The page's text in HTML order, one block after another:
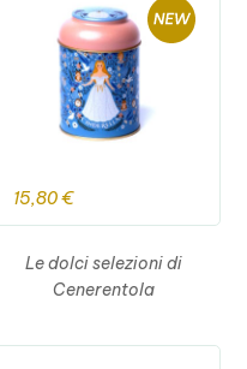
15,80€
Le dolci selezioni di
Cenerentola